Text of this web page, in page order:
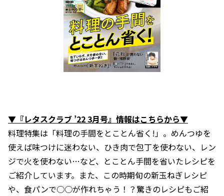
▼『レタスクラブ ’22 3月号』情報はこちらから▼
料理特集は「料理の手間をとことん省く!」。めんつゆを
使えば味つけに迷わない、ひき肉で包丁を使わない、レン
ジで火を使わない…など、とことん手間を省いたレシピを
ご紹介しています。また、この時期旬の新玉ねぎレシピ
や、食パンで○○が作れちゃう！？驚きのレシピもご紹